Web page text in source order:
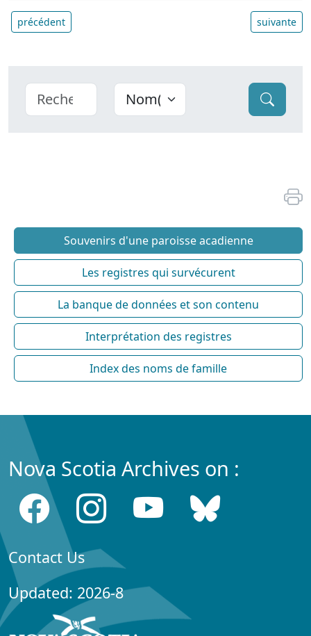
précédent suivante
Souvenirs d'une paroisse acadienne
Les registres qui survécurent
La banque de données et son contenu
Interprétation des registres
Index des noms de famille
Nova Scotia Archives on :
Contact Us
Updated: 2026-8